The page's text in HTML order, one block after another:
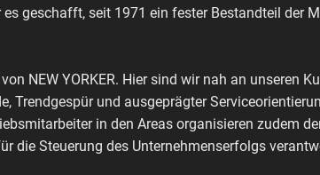
geschafft, seit 1971 ein fester Bestandteil der
NEW YORKER. Hier sind wir nah an unseren
Trendgespür und ausgeprägter
in den Areas organisieren zudem
die Steuerung des Unternehmenserfolgs